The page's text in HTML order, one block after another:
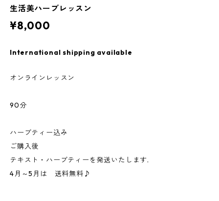
生活美ハーブレッスン
¥8,000
International shipping available
オンラインレッスン
90分
ハーブティー込み
ご購入後
テキスト・ハーブティーを発送いたします.
4月～5月は 送料無料♪